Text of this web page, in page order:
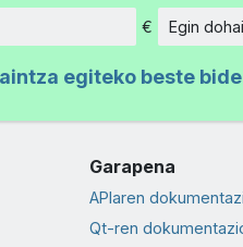
Kopurua
€ Egin
egiteko beste
Garapena
APIaren
Qt-ren